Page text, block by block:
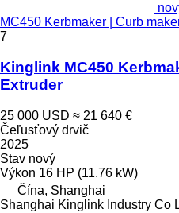
MC450 Kerbmaker | Curb
7
Kinglink MC450
Extruder
25 000 USD ≈ 21 640 €
Čeľusťový drvič
2025
Stav nový
Výkon 16 HP (11.76 kW)
Čína, Shanghai
Shanghai Kinglink Industry Co